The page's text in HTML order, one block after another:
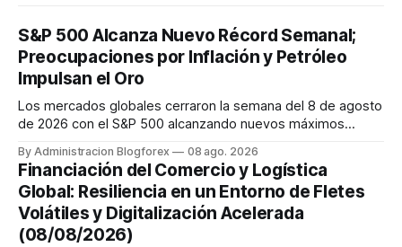
S&P 500 Alcanza Nuevo Récord Semanal;
Preocupaciones por Inflación y Petróleo
Impulsan el Oro
Los mercados globales cerraron la semana del 8 de agosto
de 2026 con el S&P 500 alcanzando nuevos máximos
renta fija vio una caída en los rendimientos del Tesoro de
EE. UU. tras un informe de empleo más débil. El petróleo se
mantuvo al ...
By Administracion Blogforex 08 ago. 2026
Financiación del Comercio y Logística
Global: Resiliencia en un Entorno de Fletes
Volátiles y Digitalización Acelerada
(08/08/2026)